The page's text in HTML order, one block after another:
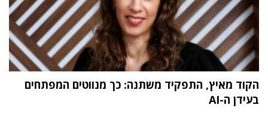
הקוד מאיץ, התפקיד משתנה: כך מנווטים המפתחים
בעידן ה-AI